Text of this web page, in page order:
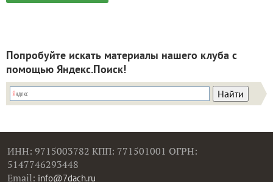
Попробуйте искать материалы нашего клуба с
помощью Яндекс.Поиск!
ИНН: 9715003782 КПП: 771501001 ОГРН:
5147746293448
Email: info@7dach.ru